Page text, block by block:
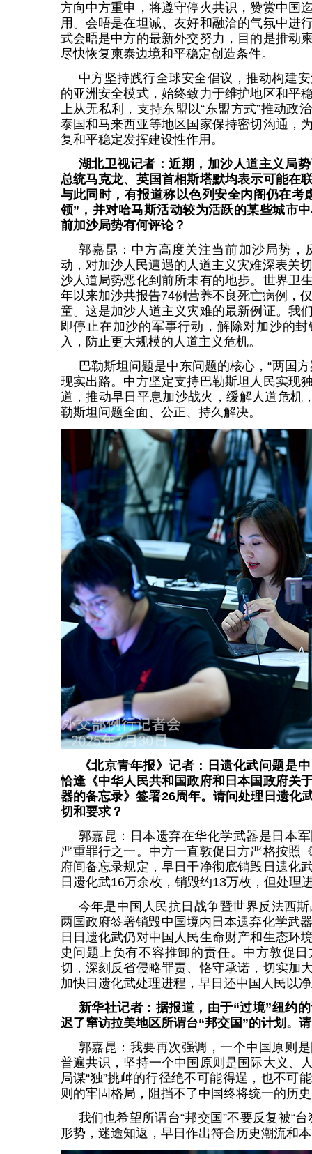
方向中方重申，将遵守停火共识，赞赏中国
用。会晤是在坦诚、友好和融洽的气氛中进
式会晤是中方的最新外交努力，目的是推动
尽快恢复柬泰边境和平稳定创造条件。
中方坚持践行全球安全倡议，推动构建
的亚洲安全模式，始终致力于维护地区和平
上从无私利，支持东盟以“东盟方式”推动政
泰国和马来西亚等地区国家保持密切沟通，
复和平稳定发挥建设性作用。
湖北卫视记者：近期，加沙人道主义局
总统马克龙、英国首相斯塔默均表示可能在
与此同时，有报道称以色列安全内阁仍在考
领”，并对哈马斯活动较为活跃的某些城市
前加沙局势有何评论？
郭嘉昆：中方高度关注当前加沙局势，
动，对加沙人民遭遇的人道主义灾难深表关
沙人道局势恶化到前所未有的地步。世界卫
年以来加沙共报告74例营养不良死亡病例，
童。这是加沙人道主义灾难的最新例证。我
即停止在加沙的军事行动，解除对加沙的
入，防止更大规模的人道主义危机。
巴勒斯坦问题是中东问题的核心，“两国
现实出路。中方坚定支持巴勒斯坦人民实现
道，推动早日平息加沙战火，缓解人道危机
勒斯坦问题全面、公正、持久解决。
《北京青年报》记者：日遗化武问题是
恰逢《中华人民共和国政府和日本国政府关
器的备忘录》签署26周年。请问处理日遗化
切和要求？
郭嘉昆：日本遗弃在华化学武器是日本
严重罪行之一。中方一直敦促日方严格按照
府间备忘录规定，早日干净彻底销毁日遗化
日遗化武16万余枚，销毁约13万枚，但处理
今年是中国人民抗日战争暨世界反法西
两国政府签署销毁中国境内日本遗弃化学武
日日遗化武仍对中国人民生命财产和生态环
史问题上负有不容推卸的责任。中方敦促
切，深刻反省侵略罪责、恪守承诺，切实加
加快日遗化武处理进程，早日还中国人民以
新华社记者：据报道，由于“过境”纽约
迟了窜访拉美地区所谓台“邦交国”的计划。
郭嘉昆：我要再次强调，一个中国原则
普遍共识，坚持一个中国原则是国际大义、
局谋“独”挑衅的行径绝不可能得逞，也不可
则的牢固格局，阻挡不了中国终将统一的历
我们也希望所谓台“邦交国”不要反复被“
形势，迷途知返，早日作出符合历史潮流和